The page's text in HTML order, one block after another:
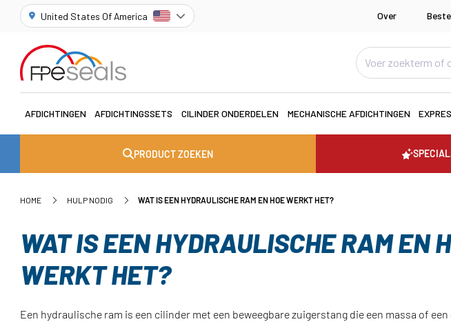
United States Of America Over
AFDICHTINGEN AFDICHTINGSSETS CILINDER ONDERDELEN MECHANISCHE AFDICHTINGEN
PRODUCT ZOEKEN
HOME HULP NODIG WAT IS EEN HYDRAULISCHE RAM EN HOE WERKT HET?
WAT IS EEN HYDRAULISCHE RAM EN
WERKT HET?
Een hydraulische ram is een cilinder met een beweegbare zuigerstang die een massa of